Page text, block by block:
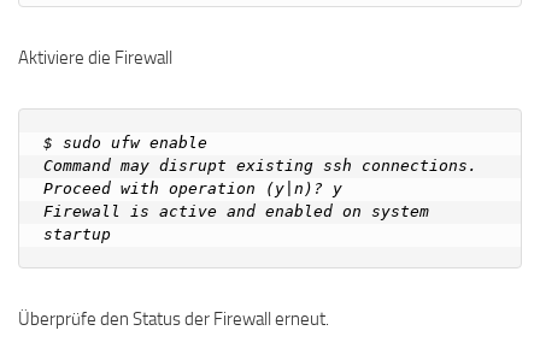
Aktiviere die Firewall
$ sudo ufw enable
Command may disrupt existing ssh connections.
Proceed with operation (y|n)? y
Firewall is active and enabled on system
Überprüfe den Status der Firewall erneut.